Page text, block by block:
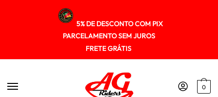
5% DE DESCONTO COM PIX
PARCELAMENTO SEM JUROS
FRETE GRÁTIS
0